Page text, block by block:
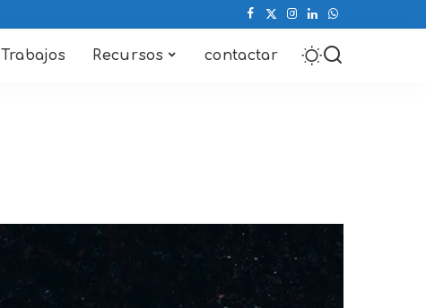
Trabajos Recursos contactar